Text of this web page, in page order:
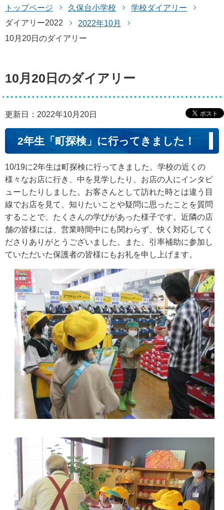
トップページ 久保台小学校
学校ダイアリー
ダイアリー2022
2022年10月
10月20日のダイアリー
10月20日のダイアリー
更新日：2022年10月20日
2年生「町探検」に行ってきました！
10/19に2年生は町探検に行ってきました。学校の近くの
様々なお店に行き、中を見学したり、お店の人にインタビ
ューしたりしました。お客さんとして訪れた時とは違う目
線でお店を見て、知りたいことや疑問に思ったことを質問
することで、たくさんの学びがあった様子です。近隣の店
舗の皆様には、営業時間中にも関わらず、快く対応してく
ださりありがとうございました。また、引率補助に参加し
ていただいた保護者の皆様にもお礼を申し上げます。